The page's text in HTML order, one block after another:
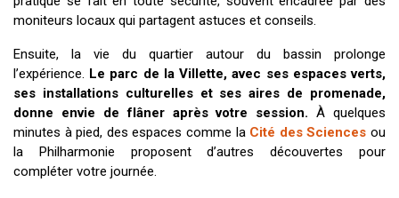
moniteurs locaux qui partagent astuces et conseils.
Ensuite, la vie du quartier autour du bassin prolonge
l’expérience. Le parc de la Villette, avec ses espaces verts,
ses installations culturelles et ses aires de promenade,
donne envie de flâner après votre session. À quelques
minutes à pied, des espaces comme la Cité des Sciences ou
la Philharmonie proposent d’autres découvertes pour
compléter votre journée.